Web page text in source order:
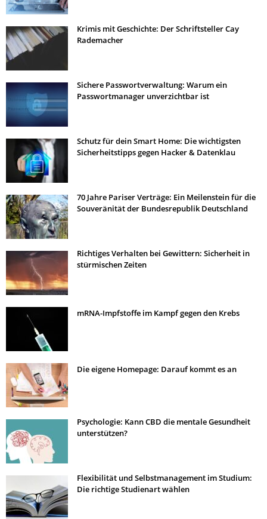
Krimis mit Geschichte: Der Schriftsteller Cay
Rademacher
Sichere Passwortverwaltung: Warum ein
Passwortmanager unverzichtbar ist
Schutz für dein Smart Home: Die wichtigsten
Sicherheitstipps gegen Hacker & Datenklau
70 Jahre Pariser Verträge: Ein Meilenstein für die
Souveränität der Bundesrepublik Deutschland
Richtiges Verhalten bei Gewittern: Sicherheit in
stürmischen Zeiten
mRNA-Impfstoffe im Kampf gegen den Krebs
Die eigene Homepage: Darauf kommt es an
Psychologie: Kann CBD die mentale Gesundheit
unterstützen?
Flexibilität und Selbstmanagement im Studium:
Die richtige Studienart wählen